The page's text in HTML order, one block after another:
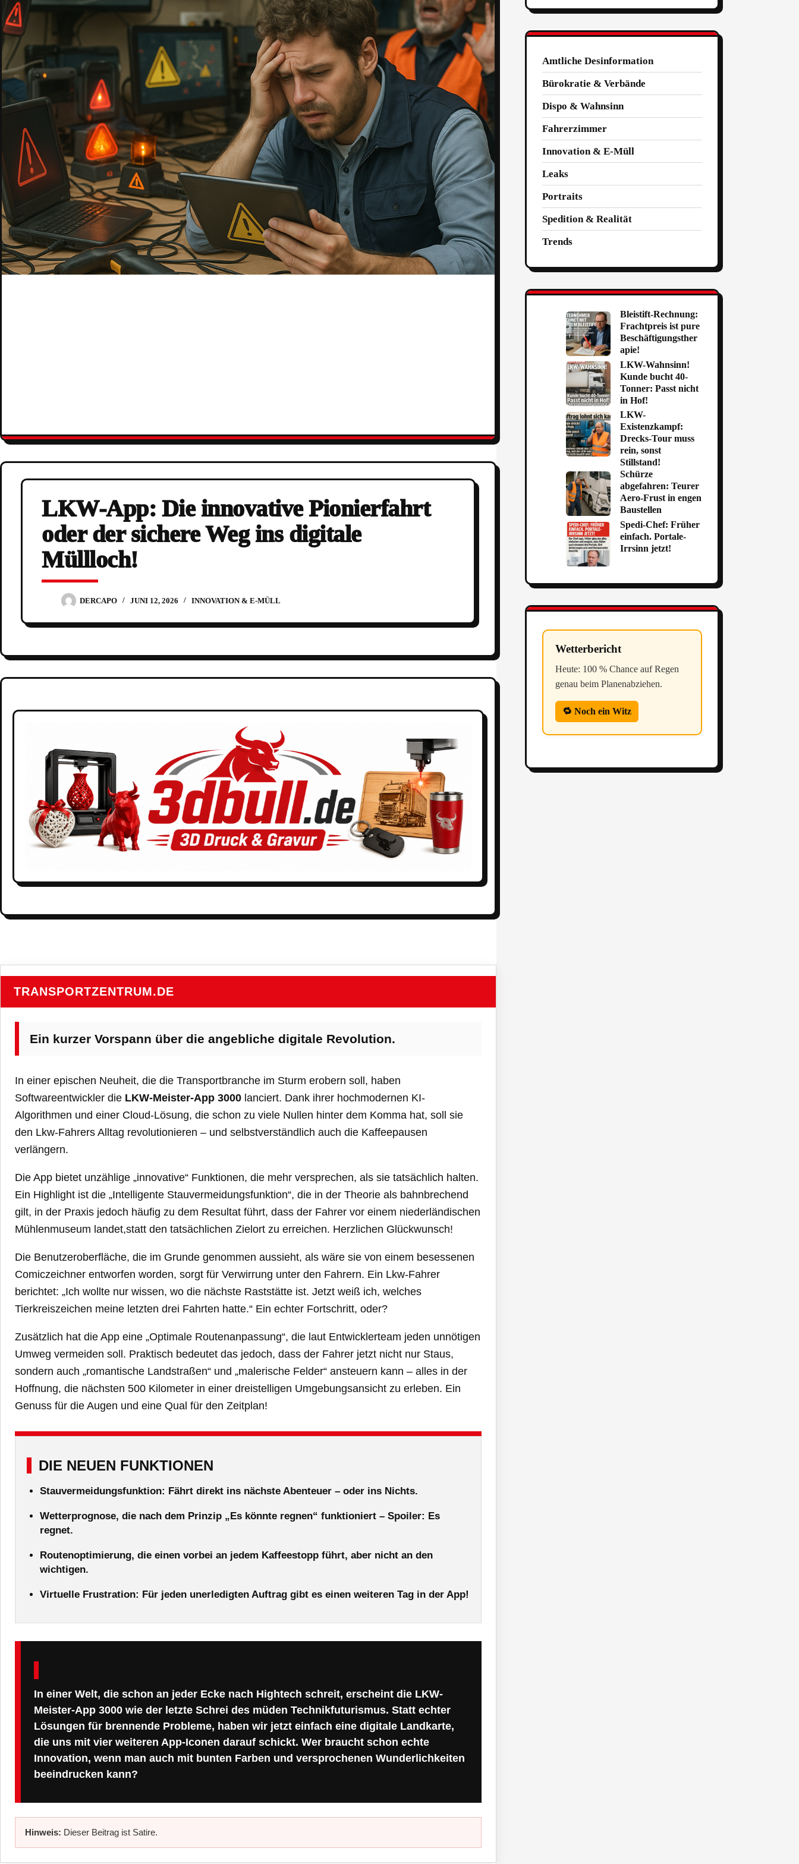
LKW-App: Die innovative Pionierfahrt
oder der sichere Weg ins digitale
Müllloch!
DERCAPO JUNI 12, 2026 INNOVATION & E-MÜLL
TRANSPORTZENTRUM.DE
Ein kurzer Vorspann über die angebliche digitale Revolution.
In einer epischen Neuheit, die die Transportbranche im Sturm erobern soll, haben
Softwareentwickler die LKW-Meister-App 3000 lanciert. Dank ihrer hochmodernen KI-
Algorithmen und einer Cloud-Lösung, die schon zu viele Nullen hinter dem Komma hat, soll sie
den Lkw-Fahrers Alltag revolutionieren – und selbstverständlich auch die Kaffeepausen
verlängern.
Die App bietet unzählige „innovative“ Funktionen, die mehr versprechen, als sie tatsächlich halten.
Ein Highlight ist die „Intelligente Stauvermeidungsfunktion“, die in der Theorie als bahnbrechend
gilt, in der Praxis jedoch häufig zu dem Resultat führt, dass der Fahrer vor einem niederländischen
Mühlenmuseum landet,statt den tatsächlichen Zielort zu erreichen. Herzlichen Glückwunsch!
Die Benutzeroberfläche, die im Grunde genommen aussieht, als wäre sie von einem besessenen
Comiczeichner entworfen worden, sorgt für Verwirrung unter den Fahrern. Ein Lkw-Fahrer
berichtet: „Ich wollte nur wissen, wo die nächste Raststätte ist. Jetzt weiß ich, welches
Tierkreiszeichen meine letzten drei Fahrten hatte.“ Ein echter Fortschritt, oder?
Zusätzlich hat die App eine „Optimale Routenanpassung“, die laut Entwicklerteam jeden unnötigen
Umweg vermeiden soll. Praktisch bedeutet das jedoch, dass der Fahrer jetzt nicht nur Staus,
sondern auch „romantische Landstraßen“ und „malerische Felder“ ansteuern kann – alles in der
Hoffnung, die nächsten 500 Kilometer in einer dreistelligen Umgebungsansicht zu erleben. Ein
Genuss für die Augen und eine Qual für den Zeitplan!
DIE NEUEN FUNKTIONEN
Stauvermeidungsfunktion: Fährt direkt ins nächste Abenteuer – oder ins Nichts.
Wetterprognose, die nach dem Prinzip „Es könnte regnen“ funktioniert – Spoiler: Es
regnet.
Routenoptimierung, die einen vorbei an jedem Kaffeestopp führt, aber nicht an den
wichtigen.
Virtuelle Frustration: Für jeden unerledigten Auftrag gibt es einen weiteren Tag in der App!
In einer Welt, die schon an jeder Ecke nach Hightech schreit, erscheint die LKW-
Meister-App 3000 wie der letzte Schrei des müden Technikfuturismus. Statt echter
Lösungen für brennende Probleme, haben wir jetzt einfach eine digitale Landkarte,
die uns mit vier weiteren App-Iconen darauf schickt. Wer braucht schon echte
Innovation, wenn man auch mit bunten Farben und versprochenen Wunderlichkeiten
beeindrucken kann?
Hinweis: Dieser Beitrag ist Satire.
Amtliche Desinformation
Bürokratie & Verbände
Dispo & Wahnsinn
Fahrerzimmer
Innovation & E-Müll
Leaks
Portraits
Spedition & Realität
Trends
Bleistift-Rechnung:
Frachtpreis ist pure
Beschäftigungsther
apie!
LKW-Wahnsinn!
Kunde bucht 40-
Tonner: Passt nicht
in Hof!
LKW-
Existenzkampf:
Drecks-Tour muss
rein, sonst
Stillstand!
Schürze
abgefahren: Teurer
Aero-Frust in engen
Baustellen
Spedi-Chef: Früher
einfach. Portale-
Irrsinn jetzt!
Wetterbericht
Heute: 100 % Chance auf Regen
genau beim Planenabziehen.
🔁 Noch ein Witz